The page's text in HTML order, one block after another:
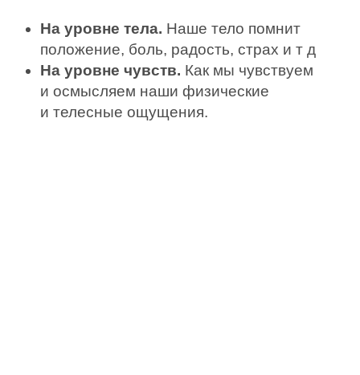
На уровне тела. Наше тело помнит
положение, боль, радость, страх и т д
На уровне чувств. Как мы чувствуем
и осмысляем наши физические
и телесные ощущения.